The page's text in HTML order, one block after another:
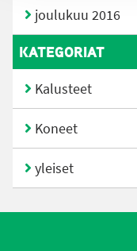
joulukuu 2016
KATEGORIAT
Kalusteet
Koneet
yleiset